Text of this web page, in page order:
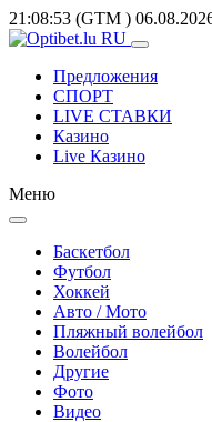
21:08:53 (GTM )
Предложения
СПОРТ
LIVE СТАВКИ
Казино
Live Казино
Меню
Баскетбол
Футбол
Хоккей
Авто / Мото
Пляжный волейбол
Волейбол
Другие
Фото
Видео